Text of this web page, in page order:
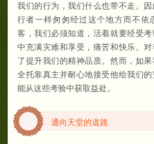
我们的行为，我们什么也带不走。
行者一样匆匆经过这个地方而不依
客，我们必须知道，活着就要经受
中充满灾难和享受，痛苦和快乐。
了提升我们的精神品质。然而，如
全托靠真主并耐心地接受他给我们
能从这些考验中获取益处。
通向天堂的道路